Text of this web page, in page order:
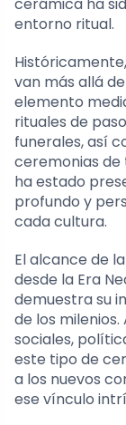
entorno ritual.
van más allá
elemento
rituales de
funerales, así
ceremonias
ha estado
profundo y
cada cultura.
El alcance de
desde la Era
demuestra su
de los
sociales,
este tipo de
a los nuevos
ese vínculo